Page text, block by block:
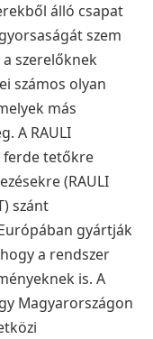
álló csapat
szem
szerelőknek
számos olyan
más
A RAULI
ferde tetőkre
(RAULI
szánt
gyártják
a rendszer
is. A
Magyarországon